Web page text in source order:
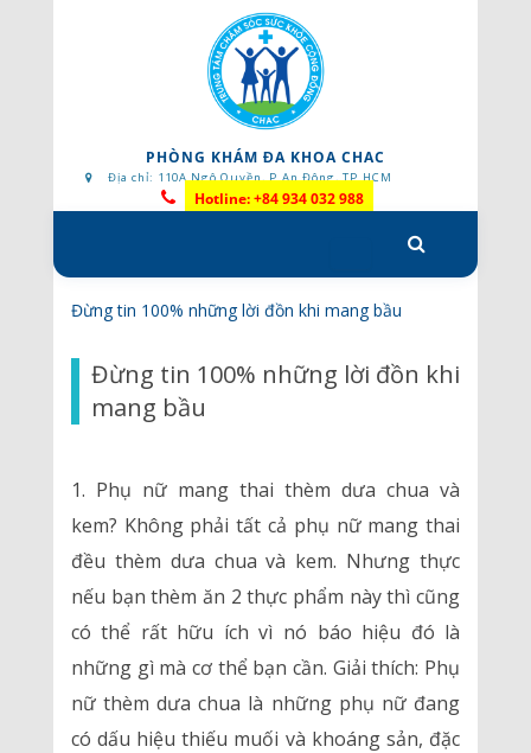
PHÒNG KHÁM ĐA KHOA CHAC
Địa chỉ: 110A Ngô Quyền, P.An Đông, TP.HCM
Hotline: +84 934 032 988
to
content
Đừng tin 100% những lời đồn khi mang bầu
Đừng tin 100% những lời đồn khi
mang bầu
1. Phụ nữ mang thai thèm dưa chua và
kem? Không phải tất cả phụ nữ mang thai
đều thèm dưa chua và kem. Nhưng thực
nếu bạn thèm ăn 2 thực phẩm này thì cũng
có thể rất hữu ích vì nó báo hiệu đó là
những gì mà cơ thể bạn cần. Giải thích: Phụ
nữ thèm dưa chua là những phụ nữ đang
có dấu hiệu thiếu muối và khoáng sản, đặc